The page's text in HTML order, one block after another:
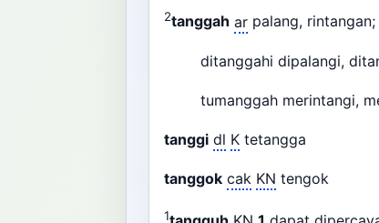
2tanggah ar palang, rintangan;
ditanggahi dipalangi,
tumanggah merintangi,
tanggi dl K tetangga
tanggok cak KN tengok
1